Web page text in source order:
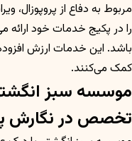
مربوط به دفاع از
را در پکیج خدمات خود ارائه
باشد. این خدمات ارزش
کمک می‌کنند.
موسسه سبز
تخصص در نگارش